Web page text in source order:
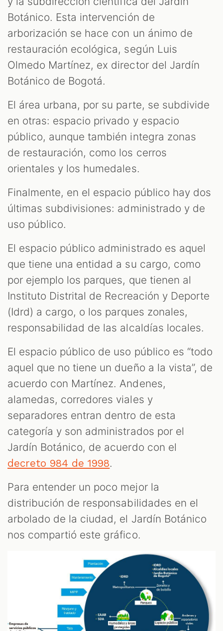
Botánico. Esta intervención de
arborización se hace con un ánimo de
restauración ecológica, según Luis
Olmedo Martínez, ex director del Jardín
Botánico de Bogotá.
El área urbana, por su parte, se subdivide
en otras: espacio privado y espacio
público, aunque también integra zonas
de restauración, como los cerros
orientales y los humedales.
Finalmente, en el espacio público hay dos
últimas subdivisiones: administrado y de
uso público.
El espacio público administrado es aquel
que tiene una entidad a su cargo, como
por ejemplo los parques, que tienen al
Instituto Distrital de Recreación y Deporte
(Idrd) a cargo, o los parques zonales,
responsabilidad de las alcaldías locales.
El espacio público de uso público es “todo
aquel que no tiene un dueño a la vista”, de
acuerdo con Martínez. Andenes,
alamedas, corredores viales y
separadores entran dentro de esta
categoría y son administrados por el
Jardín Botánico, de acuerdo con el
decreto 984 de 1998.
Para entender un poco mejor la
distribución de responsabilidades en el
arbolado de la ciudad, el Jardín Botánico
nos compartió este gráfico.